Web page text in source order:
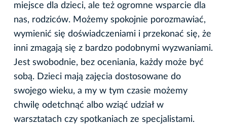
miejsce dla dzieci, ale też ogromne wsparcie dla
nas, rodziców. Możemy spokojnie porozmawiać,
wymienić się doświadczeniami i przekonać się, że
inni zmagają się z bardzo podobnymi wyzwaniami.
Jest swobodnie, bez oceniania, każdy może być
sobą. Dzieci mają zajęcia dostosowane do
swojego wieku, a my w tym czasie możemy
chwilę odetchnąć albo wziąć udział w
warsztatach czy spotkaniach ze specjalistami.